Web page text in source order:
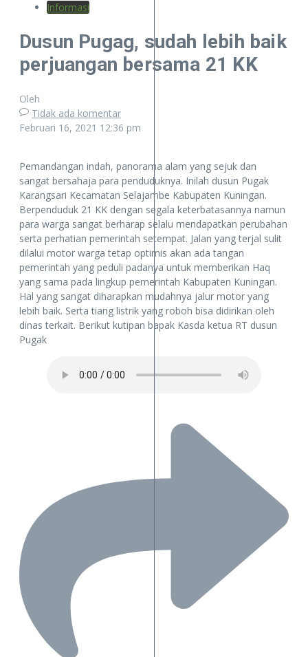
Informasi
Dusun Pugag, sudah lebih baik
perjuangan bersama 21 KK
Oleh
Tidak ada komentar
Februari 16, 2021 12:36 pm
Pemandangan indah, panorama alam yang sejuk dan
sangat bersahaja para penduduknya. Inilah dusun Pugak
Karangsari Kecamatan Selajambe Kabupaten Kuningan.
Berpenduduk 21 KK dengan segala keterbatasannya namun
para warga sangat berharap selalu mendapatkan perubahan
serta perhatian pemerintah setempat. Jalan yang terjal sulit
dilalui motor warga tetap optimis akan ada tangan
pemerintah yang peduli padanya untuk memberikan Haq
yang sama pada lingkup pemerintah Kabupaten Kuningan.
Hal yang sangat diharapkan mudahnya jalur motor yang
lebih baik. Serta tiang listrik yang roboh bisa didirikan oleh
dinas terkait. Berikut kutipan bapak Kasda ketua RT dusun
Pugak